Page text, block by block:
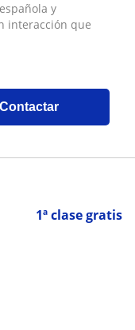
y
interacción que
Contactar
1ª clase gratis